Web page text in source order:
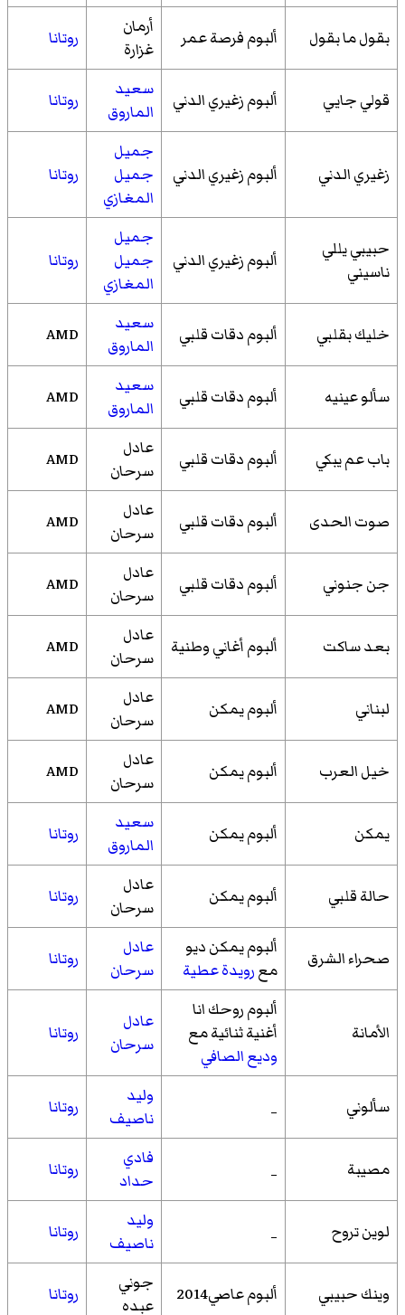
بقول ما بقول ألبوم فرصة عمر
أرمان
غزارة
روتانا
قولي جايي ألبوم زغيري الدني
سعيد
الماروق
روتانا
زغيري الدني ألبوم زغيري الدني
جميل
جميل
المغازي
روتانا
حبيبي يللي
ناسيني
ألبوم زغيري الدني
جميل
جميل
المغازي
روتانا
خليك بقلبي ألبوم دقات قلبي
سعيد
الماروق
AMD
سألو عينيه ألبوم دقات قلبي
سعيد
الماروق
AMD
باب عم يبكي ألبوم دقات قلبي
عادل
سرحان
AMD
صوت الحدى ألبوم دقات قلبي
عادل
سرحان
AMD
جن جنوني ألبوم دقات قلبي
عادل
سرحان
AMD
بعد ساكت ألبوم أغاني وطنية
عادل
سرحان
AMD
لبناني ألبوم يمكن
عادل
سرحان
AMD
خيل العرب ألبوم يمكن
عادل
سرحان
AMD
يمكن ألبوم يمكن
سعيد
الماروق
روتانا
حالة قلبي ألبوم يمكن
عادل
سرحان
روتانا
صحراء الشرق
ألبوم يمكن ديو
معرويدة عطية
عادل
سرحان
روتانا
الأمانة
ألبوم روحك انا
أغنية ثنائية مع
وديع الصافي
عادل
سرحان
روتانا
سألوني _
وليد
ناصيف
روتانا
مصيبة _
فادي
حداد
روتانا
لوين تروح _
وليد
ناصيف
روتانا
وينك حبيبي ألبوم عاصي2014
جوني
عبده
روتانا